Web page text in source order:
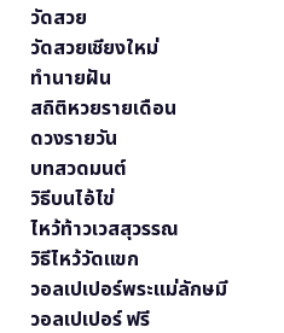
วัดสวย
วัดสวยเชียงใหม่
ทำนายฝัน
สถิติหวยรายเดือน
ดวงรายวัน
บทสวดมนต์
วิธีบนไอ้ไข่
ไหว้ท้าวเวสสุวรรณ
วิธีไหว้วัดแขก
วอลเปเปอร์พระแม่ลักษมี
วอลเปเปอร์ ฟรี